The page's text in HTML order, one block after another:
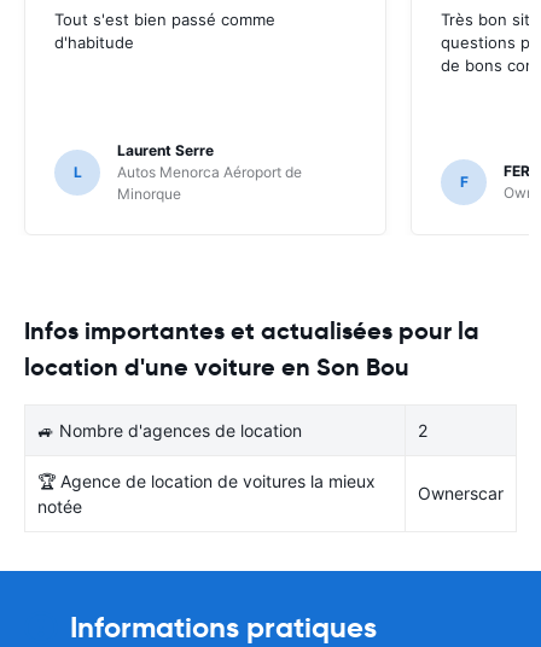
Tout s'est bien passé comme
d'habitude
L
Laurent Serre
Autos Menorca Aéroport de
Minorque
Très bon
questions
de bons
F
Infos importantes et actualisées pour la
location d'une voiture en Son Bou
🚙 Nombre d'agences de location 2
🏆 Agence de location de voitures la mieux
notée
Ownerscar
Informations pratiques